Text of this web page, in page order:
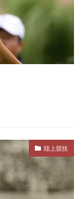
陸上競技